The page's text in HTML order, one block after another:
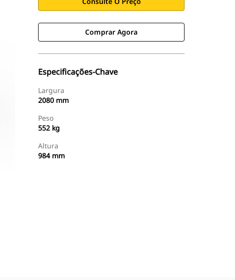
Comprar Agora
Especificações-Chave
Largura
2080 mm
Peso
552 kg
Altura
984 mm